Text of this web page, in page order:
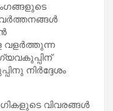
നിർദ്ദേശം
വിവരങ്ങൾ